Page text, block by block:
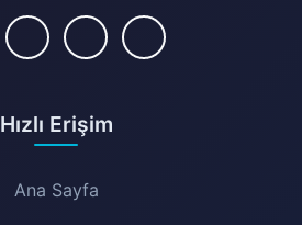
Hızlı Erişim
Ana Sayfa